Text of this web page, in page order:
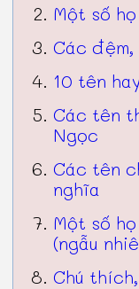
Một số
Các
10 tên
Các tên
Ngọc
Các tên
nghĩa
Một số
(ngẫu
Chú